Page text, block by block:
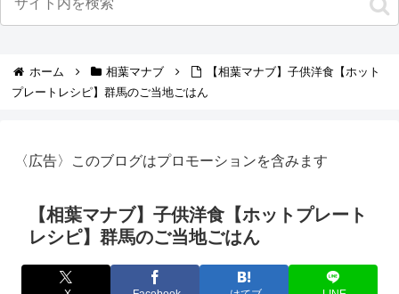
ホーム 相葉マナブ
【相葉マナブ】子供洋食【ホット
プレートレシピ】群馬のご当地ごはん
〈広告〉このブログはプロモーションを含みます
【相葉マナブ】子供洋食【ホットプレート
レシピ】群馬のご当地ごはん